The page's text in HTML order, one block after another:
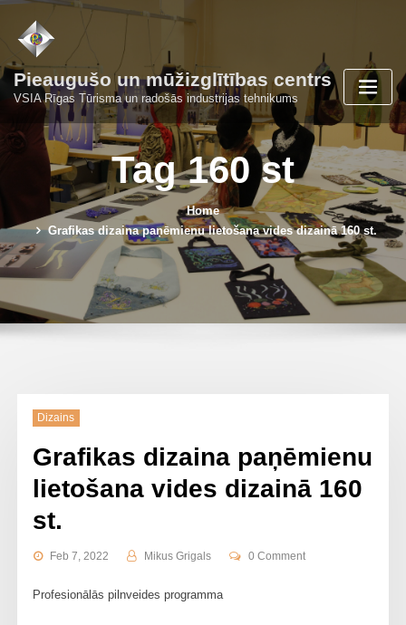
Skip
content
Pieaugušo un mūžizglītības centrs
VSIA Rīgas Tūrisma un radošās industrijas tehnikums
Tag 160 st
Home
Grafikas dizaina paņēmienu lietošana vides dizainā 160 st.
Dizains
Grafikas dizaina paņēmienu
lietošana vides dizainā 160
st.
Feb 7, 2022 Mikus Grigals 0 Comment
Profesionālās pilnveides programma